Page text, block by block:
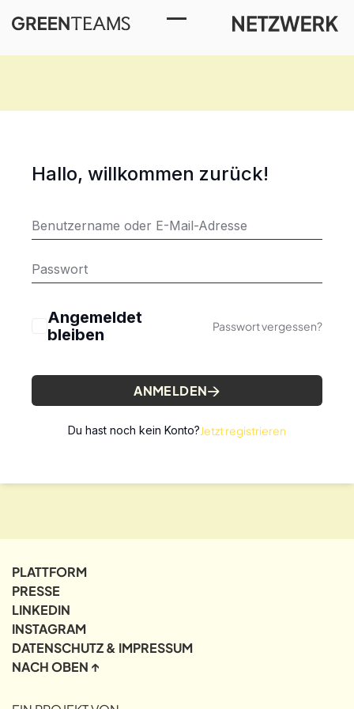
Toggle Menu
Hallo, willkommen zurück!
Angemeldet
bleiben
Passwort vergessen?
ANMELDEN
Du hast noch kein Konto?Jetzt registrieren
PLATTFORM
PRESSE
LINKEDIN
INSTAGRAM
DATENSCHUTZ & IMPRESSUM
NACH OBEN ↑